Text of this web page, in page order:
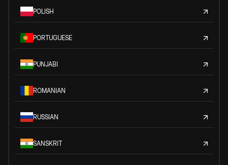
POLISH
PORTUGUESE
PUNJABI
ROMANIAN
RUSSIAN
SANSKRIT